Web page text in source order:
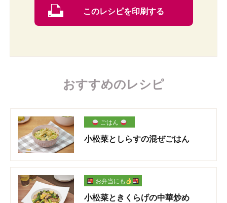
このレシピを印刷する
おすすめのレシピ
ごはん
小松菜としらすの混ぜごはん
お弁当にも
小松菜ときくらげの中華炒め